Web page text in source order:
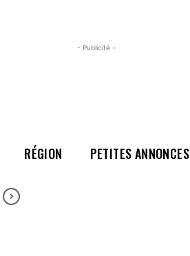
- Publicité -
RÉGION PETITES ANNONCES